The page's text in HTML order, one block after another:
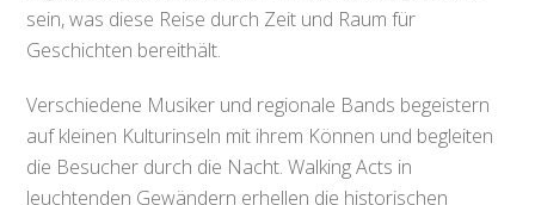
sein, was diese Reise durch Zeit und Raum für
Geschichten bereithält.
Verschiedene Musiker und regionale Bands begeistern
auf kleinen Kulturinseln mit ihrem Können und begleiten
die Besucher durch die Nacht. Walking Acts in
leuchtenden Gewändern erhellen die historischen